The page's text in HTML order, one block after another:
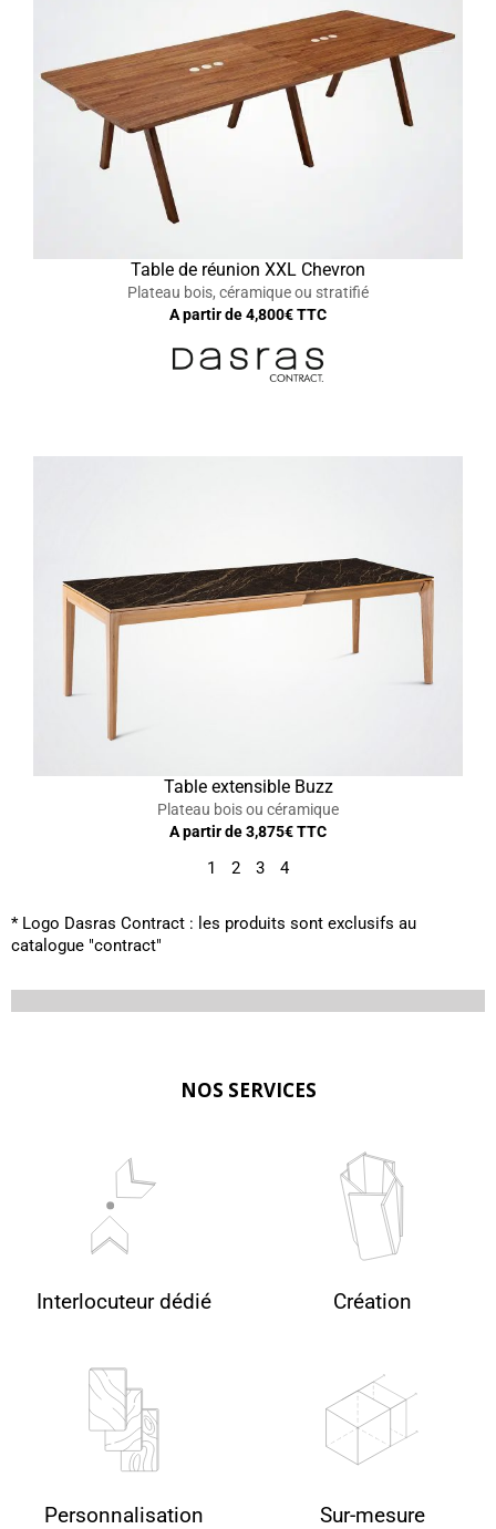
Table de réunion XXL Chevron
Plateau bois, céramique ou stratifié
A partir de4,800€ TTC
Table extensible Buzz
Plateau bois ou céramique
A partir de3,875€ TTC
1 2 3 4
* Logo Dasras Contract : les produits sont exclusifs au
catalogue "contract"
NOS SERVICES
Interlocuteur dédié Création
Personnalisation Sur-mesure